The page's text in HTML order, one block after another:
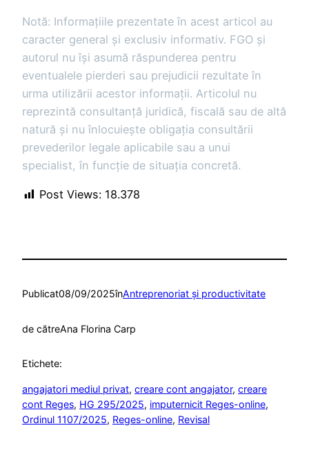
Notă: Informațiile prezentate în acest articol au
caracter general și exclusiv informativ. FGO și
autorul nu își asumă răspunderea pentru
eventualele pierderi sau prejudicii rezultate în
urma utilizării acestor informații. Articolul nu
reprezintă consultanță juridică, fiscală sau de altă
natură și nu înlocuiește obligația consultării
prevederilor legale aplicabile sau a unui
specialist, în funcție de situația concretă.
Post Views: 18.378
Publicat08/09/2025înAntreprenoriat şi productivitate
de cătreAna Florina Carp
Etichete:
angajatori mediul privat, creare cont angajator, creare
cont Reges, HG 295/2025, imputernicit Reges-online
Ordinul 1107/2025, Reges-online, Revisal